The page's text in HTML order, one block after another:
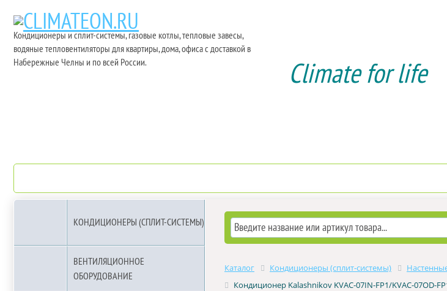
Кондиционеры и сплит-системы, газовые котлы, тепловые завесы,
водяные тепловентиляторы для квартиры, дома, офиса с доставкой в
Набережные Челны и по всей России.
Climate for life
КОНДИЦИОНЕРЫ (СПЛИТ-СИСТЕМЫ)
ВЕНТИЛЯЦИОННОЕ
ОБОРУДОВАНИЕ
Каталог Кондиционеры (сплит-системы)
Кондиционер Kalashnikov KVAC-07IN-FP1/KVAC-07OD-